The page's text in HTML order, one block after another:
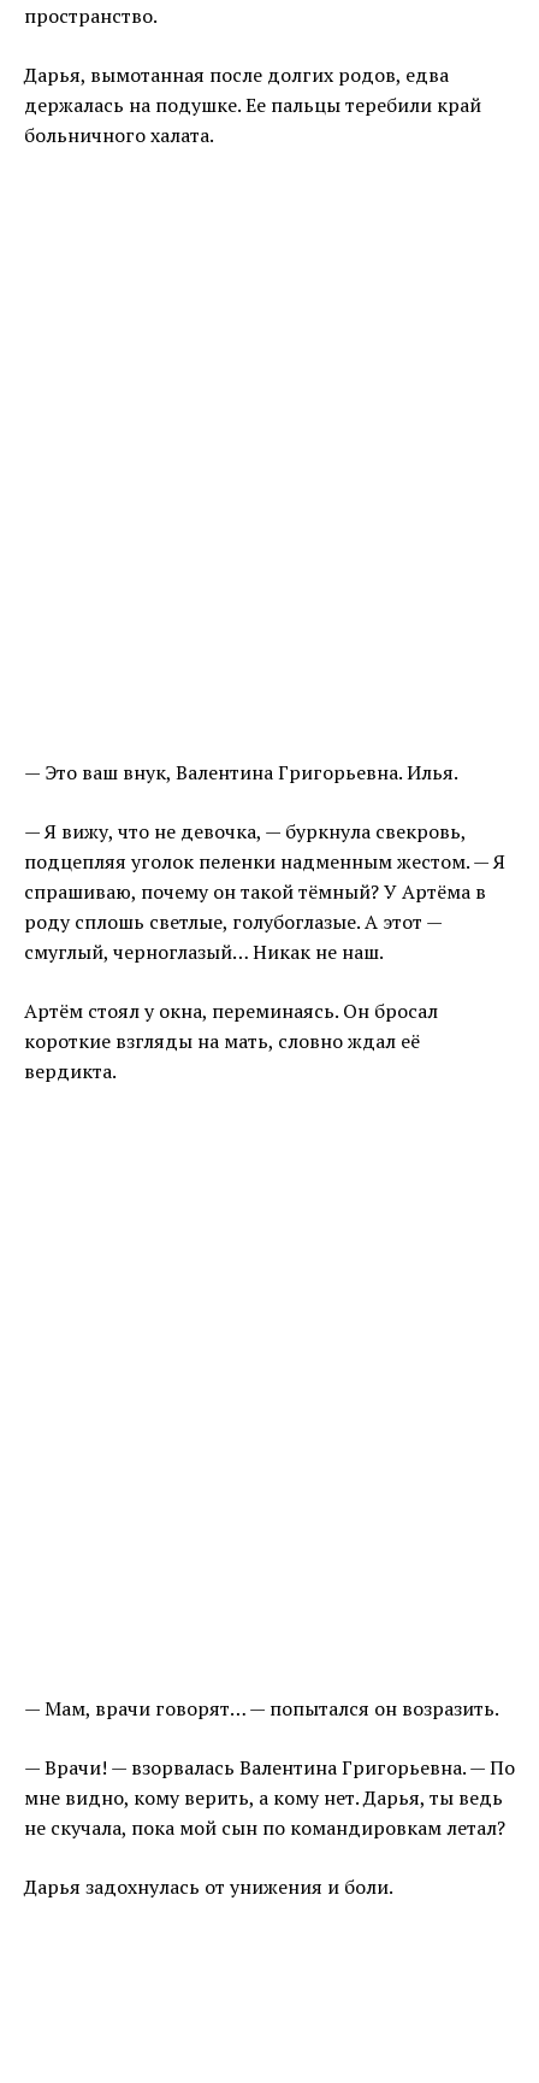
пространство.
Дарья, вымотанная после долгих родов, едва
держалась на подушке. Ее пальцы теребили край
больничного халата.
— Это ваш внук, Валентина Григорьевна. Илья.
— Я вижу, что не девочка, — буркнула свекровь,
подцепляя уголок пеленки надменным жестом. — Я
спрашиваю, почему он такой тёмный? У Артёма в
роду сплошь светлые, голубоглазые. А этот —
смуглый, черноглазый… Никак не наш.
Артём стоял у окна, переминаясь. Он бросал
короткие взгляды на мать, словно ждал её
вердикта.
— Мам, врачи говорят… — попытался он возразить.
— Врачи! — взорвалась Валентина Григорьевна. — По
мне видно, кому верить, а кому нет. Дарья, ты ведь
не скучала, пока мой сын по командировкам летал?
Дарья задохнулась от унижения и боли.